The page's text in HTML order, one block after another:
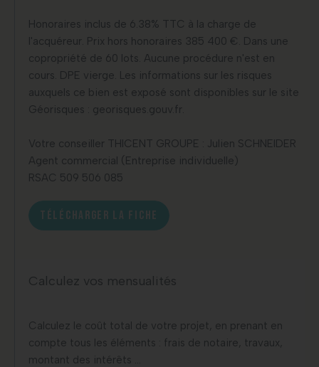
Honoraires inclus de 6.38% TTC à la charge de
l'acquéreur. Prix hors honoraires 385 400 €. Dans une
copropriété de 60 lots. Aucune procédure n'est en
cours. DPE vierge. Les informations sur les risques
auxquels ce bien est exposé sont disponibles sur le site
Géorisques : georisques.gouv.fr.
Votre conseiller THICENT GROUPE : Julien SCHNEIDER
Agent commercial (Entreprise individuelle)
RSAC 509 506 085
TÉLÉCHARGER LA FICHE
Calculez vos mensualités
Calculez le coût total de votre projet, en prenant en
compte tous les éléments : frais de notaire, travaux,
montant des intérêts …